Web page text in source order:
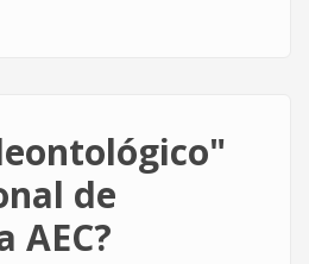
de
AEC?